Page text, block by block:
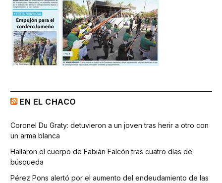
EN EL CHACO
Coronel Du Graty: detuvieron a un joven tras herir a otro con
un arma blanca
Hallaron el cuerpo de Fabián Falcón tras cuatro días de
búsqueda
Pérez Pons alertó por el aumento del endeudamiento de las